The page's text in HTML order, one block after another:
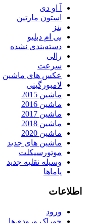
آ او دی
استون مارتین
بنز
بی ام دبلیو
دسته‌بندی نشده
رالی
سرعت
عکس های ماشین
لامبورگینی
ماشین 2015
ماشین 2016
ماشین 2017
ماشین 2018
ماشین 2020
ماشین های جدید
موتورسیکلت
وسیله نقلیه جدید
یاماها
اطلاعات
ورود
خوراک ورودی‌ها